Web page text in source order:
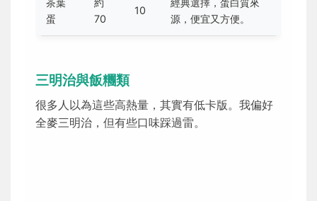
茶葉
蛋
約
70
10
經典選擇，蛋白質來
源，便宜又方便。
三明治與飯糰類
很多人以為這些高熱量，其實有低卡版。我偏好
全麥三明治，但有些口味踩過雷。